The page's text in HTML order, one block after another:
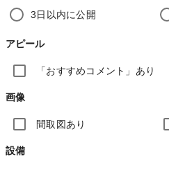
3日以内に公開
アピール
「おすすめコメント」あり
画像
間取図あり
設備